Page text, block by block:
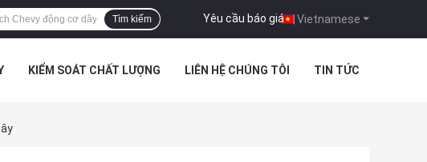
Vietnamese
Yêu cầu báo giá |
Tìm kiếm
KIỂM SOÁT CHẤT LƯỢNG LIÊN HỆ CHÚNG TÔI TIN TỨC